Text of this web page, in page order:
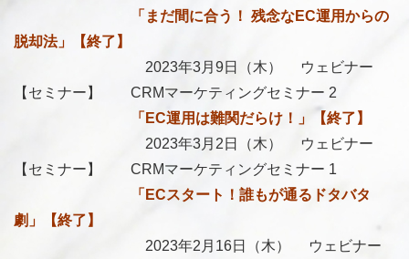
「まだ間に合う！ 残念なEC運用からの
脱却法」【終了】
2023年3月9日（木） ウェビナー
【セミナー】 CRMマーケティングセミナー 2
「EC運用は難関だらけ！」【終了】
2023年3月2日（木） ウェビナー
【セミナー】 CRMマーケティングセミナー 1
「ECスタート！誰もが通るドタバタ
劇」【終了】
2023年2月16日（木） ウェビナー